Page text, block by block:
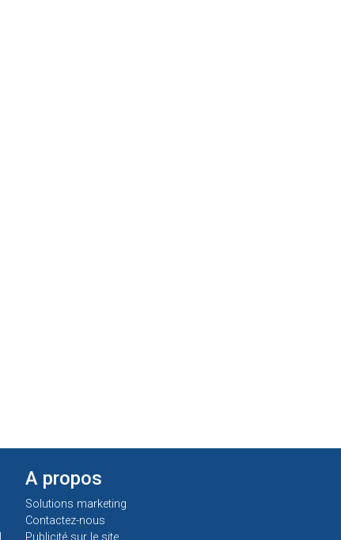
A propos
Solutions marketing
Contactez-nous
Publicité sur le site